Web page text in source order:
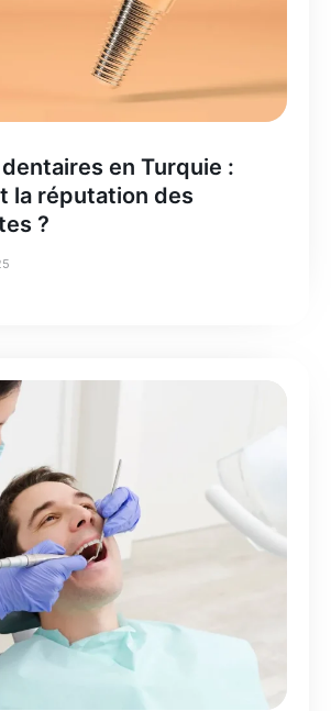
en Turquie :
la réputation des
?